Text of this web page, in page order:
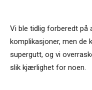
Vi ble tidlig forberedt på
komplikasjoner, men de
supergutt, og vi
slik kjærlighet for noen.